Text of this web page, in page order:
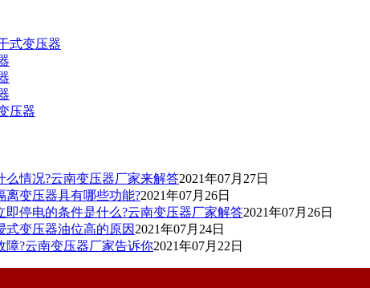
式变压器
压器
么情况?云南变压器厂家来解答2021年07月27日
离变压器具有哪些功能?2021年07月26日
即停电的条件是什么?云南变压器厂家解答2021年07月26日
式变压器油位高的原因 2021年07月24日
障?云南变压器厂家告诉你2021年07月22日